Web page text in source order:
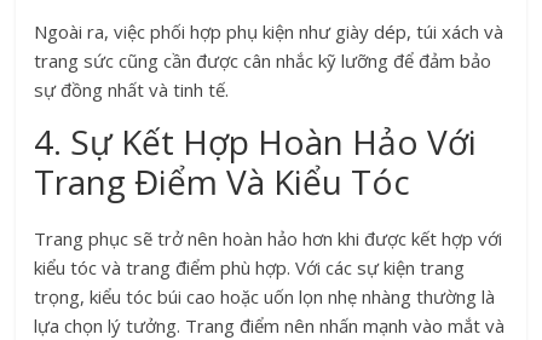
Ngoài ra, việc phối hợp phụ kiện như giày dép, túi xách và
trang sức cũng cần được cân nhắc kỹ lưỡng để đảm bảo
sự đồng nhất và tinh tế.
4. Sự Kết Hợp Hoàn Hảo Với
Trang Điểm Và Kiểu Tóc
Trang phục sẽ trở nên hoàn hảo hơn khi được kết hợp với
kiểu tóc và trang điểm phù hợp. Với các sự kiện trang
trọng, kiểu tóc búi cao hoặc uốn lọn nhẹ nhàng thường là
lựa chọn lý tưởng. Trang điểm nên nhấn mạnh vào mắt và